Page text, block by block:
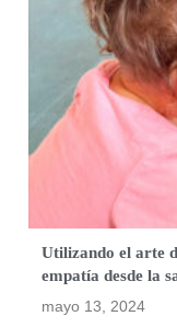
Utilizando el arte
empatía desde la
mayo 13, 2024